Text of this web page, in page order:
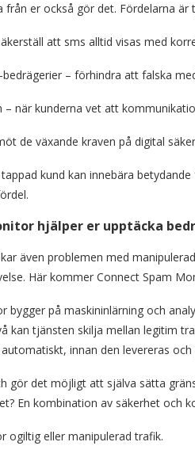
er också gör det. Fördelarna är
att sms alltid visas med
– förhindra att falska
när kunderna vet att
de växande kraven på digital
kund kan innebära
hjälper er upptäcka
även problemen med
Här kommer Connect Spam
bygger på maskininlärning och
kan tjänsten skilja mellan legitim
innan den levereras
gör det möjligt att själva sätta
En kombination av säkerhet och
eller manipulerad trafik.